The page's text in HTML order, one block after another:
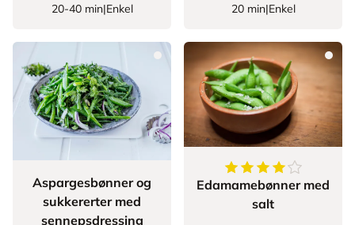
20-40 min|Enkel 20 min|Enkel
Aspargesbønner og
sukkererter med
sennepsdressing
4.714285714285714
Edamamebønner med
salt